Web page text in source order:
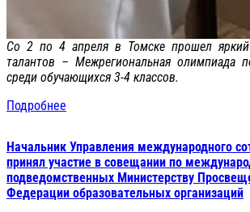
Со 2 по 4 апреля в Томске прошел
талантов – Межрегиональная олимпиада
среди обучающихся 3-4 классов.
Подробнее
Начальник Управления международного
принял участие в совещании по
подведомственных Министерству
Федерации образовательных организаций